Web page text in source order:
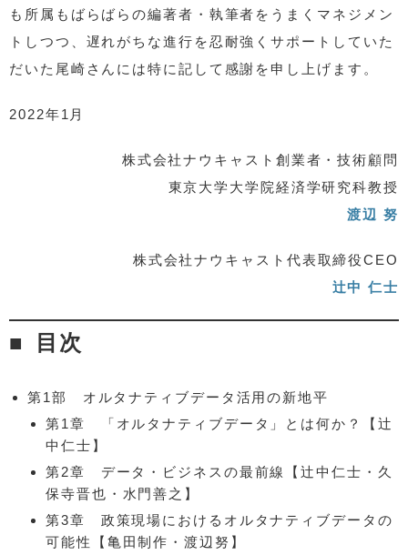
も所属もばらばらの編著者・執筆者をうまくマネジメン
トしつつ、遅れがちな進行を忍耐強くサポートしていた
だいた尾崎さんには特に記して感謝を申し上げます。
2022年1月
株式会社ナウキャスト創業者・技術顧問
東京大学大学院経済学研究科教授
渡辺 努
株式会社ナウキャスト代表取締役CEO
辻中 仁士
目次
第1部 オルタナティブデータ活用の新地平
第1章 「オルタナティブデータ」とは何か？【辻
中仁士】
第2章 データ・ビジネスの最前線【辻中仁士・久
保寺晋也・水門善之】
第3章 政策現場におけるオルタナティブデータの
可能性【亀田制作・渡辺努】